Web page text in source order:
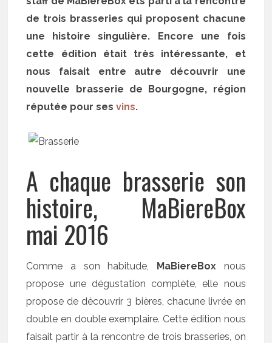
de trois brasseries qui proposent chacune
une histoire singulière. Encore une fois
cette édition était très intéressante, et
nous faisait entre autre découvrir une
nouvelle brasserie de Bourgogne, région
réputée pour sesvins.
A chaque brasserie son
histoire, MaBiereBox
mai 2016
Comme a son habitude, MaBiereBoxnous
propose une dégustation complète, elle nous
propose de découvrir 3 bières, chacune livrée en
double en double exemplaire. Cette édition nous
faisait partir à la rencontre de trois brasseries, on